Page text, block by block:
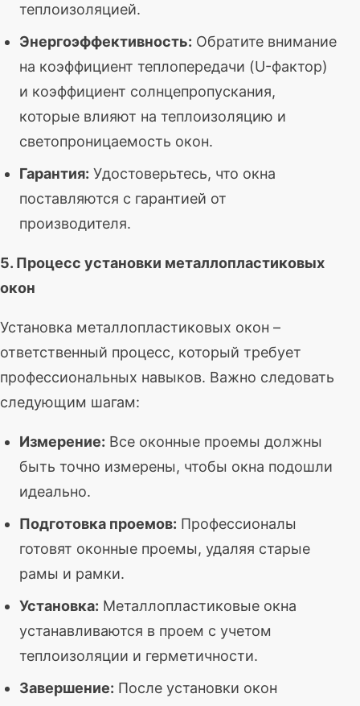
теплоизоляцией.
Энергоэффективность: Обратите внимание
на коэффициент теплопередачи (U-фактор)
и коэффициент солнцепропускания,
которые влияют на теплоизоляцию и
светопроницаемость окон.
Гарантия: Удостоверьтесь, что окна
поставляются с гарантией от
производителя.
5. Процесс установки металлопластиковых
окон
Установка металлопластиковых окон –
ответственный процесс, который требует
профессиональных навыков. Важно следовать
следующим шагам:
Измерение: Все оконные проемы должны
быть точно измерены, чтобы окна подошли
идеально.
Подготовка проемов: Профессионалы
готовят оконные проемы, удаляя старые
рамы и рамки.
Установка: Металлопластиковые окна
устанавливаются в проем с учетом
теплоизоляции и герметичности.
Завершение: После установки окон